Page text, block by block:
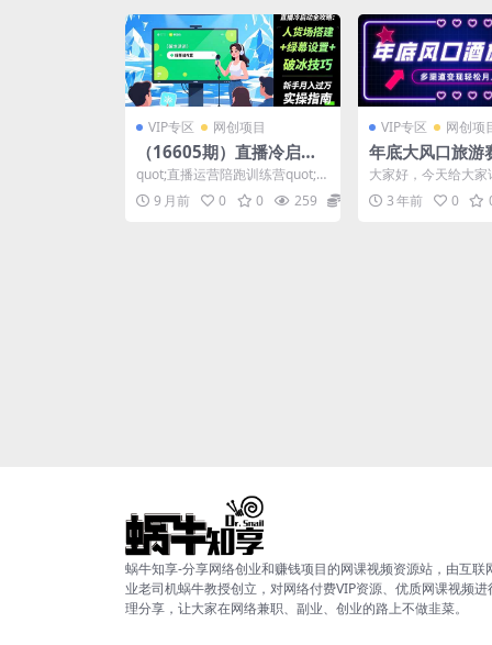
VIP专区 网创项目
（16605期）直播冷启动
全攻略:人货场搭建+绿幕
设置+破冰技巧，新手月入
过万实操指南
quot;直播运营陪跑训练营quot;
是一门针对新手的系统化直播实
操课程，聚焦人...
9 月前 0 0 259 22.9
VIP专区 网创项
年底大风口旅游
账号，多渠道变
也能月入2W
大家好，今天给大
个年底最热门的项
流量扶持，操作简单
3 年前 0
蜗牛知享-分享网络创业和赚钱项目的网课视频资源站，由互联
业老司机蜗牛教授创立，对网络付费VIP资源、优质网课视频进
理分享，让大家在网络兼职、副业、创业的路上不做韭菜。